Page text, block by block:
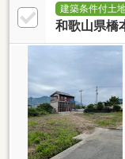
建築条件付土
和歌山県橋